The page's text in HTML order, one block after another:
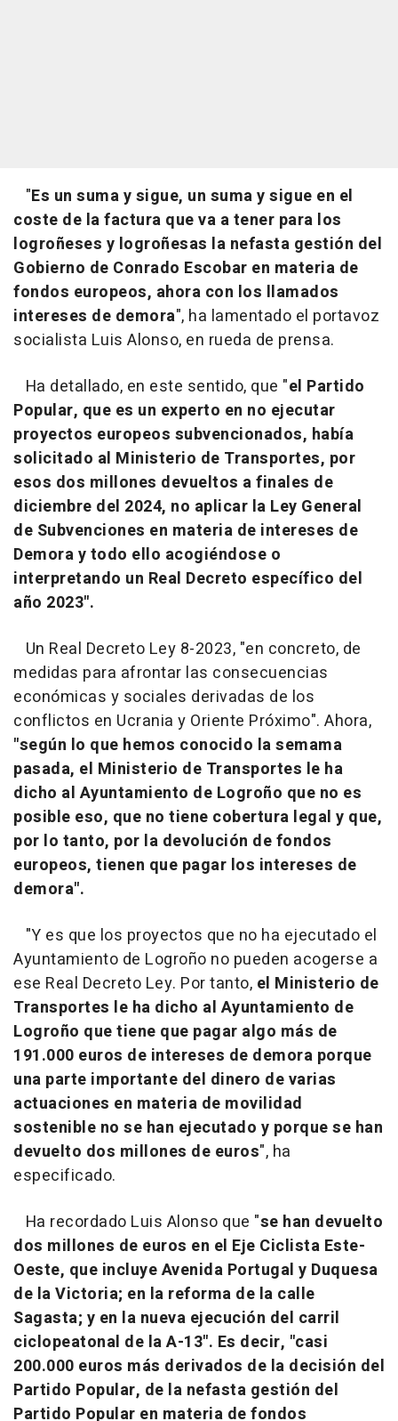
"Es un suma y sigue, un suma y sigue en el
coste de la factura que va a tener para los
logroñeses y logroñesas la nefasta gestión del
Gobierno de Conrado Escobar en materia de
fondos europeos, ahora con los llamados
intereses de demora", ha lamentado el portavoz
socialista Luis Alonso, en rueda de prensa.
Ha detallado, en este sentido, que "el Partido
Popular, que es un experto en no ejecutar
proyectos europeos subvencionados, había
solicitado al Ministerio de Transportes, por
esos dos millones devueltos a finales de
diciembre del 2024, no aplicar la Ley General
de Subvenciones en materia de intereses de
Demora y todo ello acogiéndose o
interpretando un Real Decreto específico del
año 2023".
Un Real Decreto Ley 8-2023, "en concreto, de
medidas para afrontar las consecuencias
económicas y sociales derivadas de los
conflictos en Ucrania y Oriente Próximo". Ahora,
"según lo que hemos conocido la semama
pasada, el Ministerio de Transportes le ha
dicho al Ayuntamiento de Logroño que no es
posible eso, que no tiene cobertura legal y que,
por lo tanto, por la devolución de fondos
europeos, tienen que pagar los intereses de
demora".
"Y es que los proyectos que no ha ejecutado el
Ayuntamiento de Logroño no pueden acogerse a
ese Real Decreto Ley. Por tanto, el Ministerio de
Transportes le ha dicho al Ayuntamiento de
Logroño que tiene que pagar algo más de
191.000 euros de intereses de demora porque
una parte importante del dinero de varias
actuaciones en materia de movilidad
sostenible no se han ejecutado y porque se han
devuelto dos millones de euros", ha
especificado.
Ha recordado Luis Alonso que "se han devuelto
dos millones de euros en el Eje Ciclista Este-
Oeste, que incluye Avenida Portugal y Duquesa
de la Victoria; en la reforma de la calle
Sagasta; y en la nueva ejecución del carril
ciclopeatonal de la A-13". Es decir, "casi
200.000 euros más derivados de la decisión del
Partido Popular, de la nefasta gestión del
Partido Popular en materia de fondos